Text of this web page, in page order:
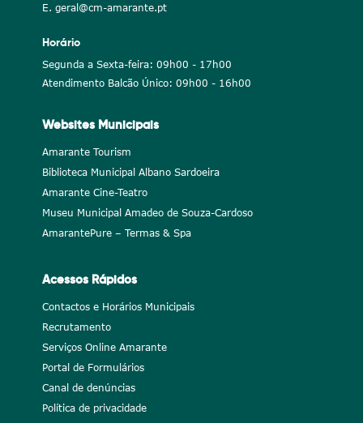
E. geral@cm-amarante.pt
Horário
Segunda a Sexta-feira: 09h00 - 17h00
Atendimento Balcão Único: 09h00 - 16h00
Websites Municipais
Amarante Tourism
Biblioteca Municipal Albano Sardoeira
Amarante Cine-Teatro
Museu Municipal Amadeo de Souza-Cardoso
AmarantePure – Termas & Spa
Acessos Rápidos
Contactos e Horários Municipais
Recrutamento
Serviços Online Amarante
Portal de Formulários
Canal de denúncias
Política de privacidade